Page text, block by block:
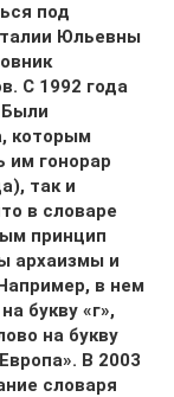
под
Юльевны
С 1992 года
которым
им гонорар
так и
в словаре
принцип
архаизмы и
в нем
букву «г»,
на букву
В 2003
словаря